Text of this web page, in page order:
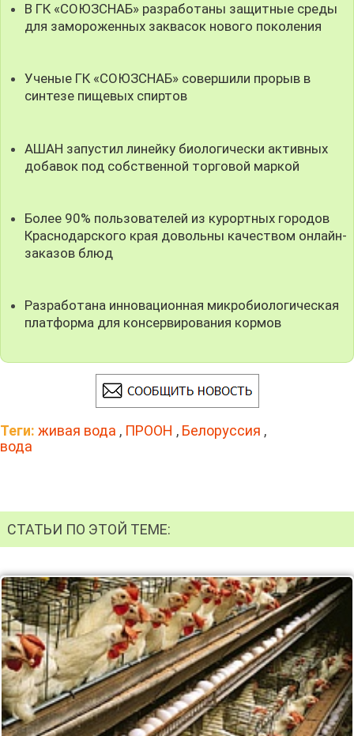
В ГК «СОЮЗСНАБ» разработаны защитные среды
для замороженных заквасок нового поколения
Ученые ГК «СОЮЗСНАБ» совершили прорыв в
синтезе пищевых спиртов
АШАН запустил линейку биологически активных
добавок под собственной торговой маркой
Более 90% пользователей из курортных городов
Краснодарского края довольны качеством онлайн-
заказов блюд
Разработана инновационная микробиологическая
платформа для консервирования кормов
Теги: живая вода , ПРООН , Белоруссия ,
вода
СТАТЬИ ПО ЭТОЙ ТЕМЕ: